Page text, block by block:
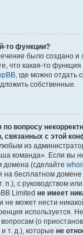
то функции?
было создано и
что какая-то
, где можно отдать
собственные.
вопросу
связанных с этой
из
команда». Если вы
домена (сделайте
на бесплатном
п.), с руководством
Limited не имеет
и не может нести
используется.
(о
т. д.), которые не